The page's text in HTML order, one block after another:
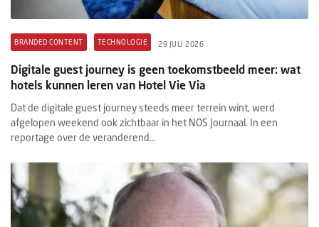
BRANDED CONTENT TECHNOLOGIE 29 JULI 2026
Digitale guest journey is geen toekomstbeeld meer: wat
hotels kunnen leren van Hotel Vie Via
Dat de digitale guest journey steeds meer terrein wint, werd
afgelopen weekend ook zichtbaar in het NOS Journaal. In een
reportage over de veranderend...